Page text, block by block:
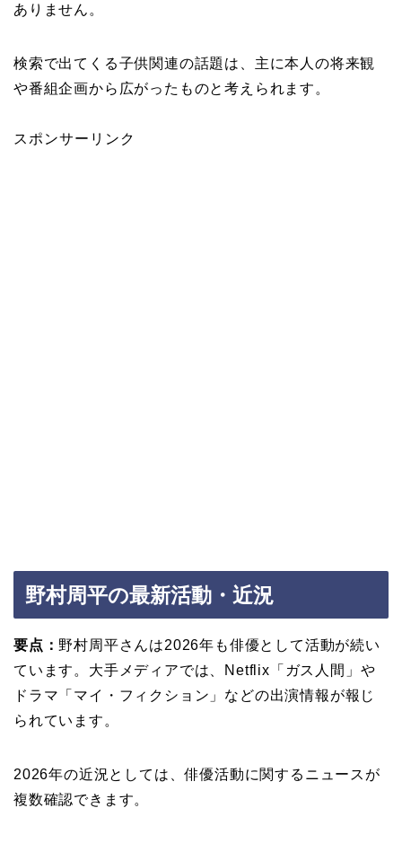
ありません。
検索で出てくる子供関連の話題は、主に本人の将来観
や番組企画から広がったものと考えられます。
スポンサーリンク
野村周平の最新活動・近況
要点： 野村周平さんは2026年も俳優として活動が続い
ています。大手メディアでは、Netflix「ガス人間」や
ドラマ「マイ・フィクション」などの出演情報が報じ
られています。
2026年の近況としては、俳優活動に関するニュースが
複数確認できます。